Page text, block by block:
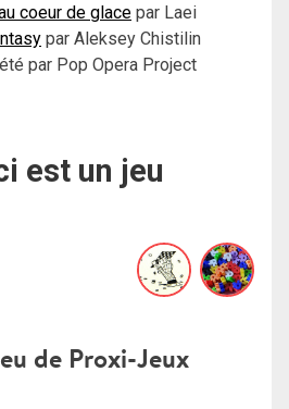
coeur de glace par Laei
par Aleksey Chistilin
par Pop Opera Project
est un jeu
de Proxi-Jeux